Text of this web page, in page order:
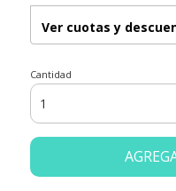
Ver cuotas y
Cantidad